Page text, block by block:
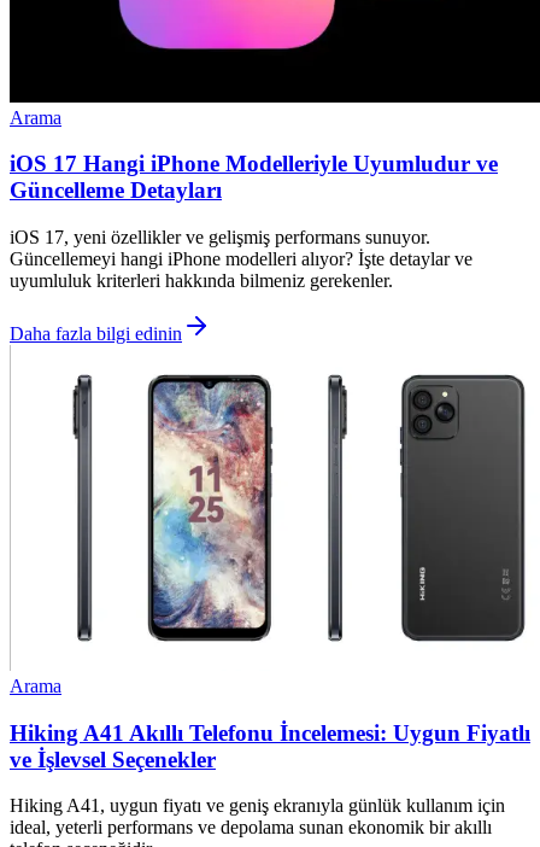
Arama
iOS 17 Hangi iPhone Modelleriyle Uyumludur ve
Güncelleme Detayları
iOS 17, yeni özellikler ve gelişmiş performans sunuyor.
Güncellemeyi hangi iPhone modelleri alıyor? İşte detaylar ve
uyumluluk kriterleri hakkında bilmeniz gerekenler.
Daha fazla bilgi edinin
Arama
Hiking A41 Akıllı Telefonu İncelemesi: Uygun Fiyatlı
ve İşlevsel Seçenekler
Hiking A41, uygun fiyatı ve geniş ekranıyla günlük kullanım için
ideal, yeterli performans ve depolama sunan ekonomik bir akıllı